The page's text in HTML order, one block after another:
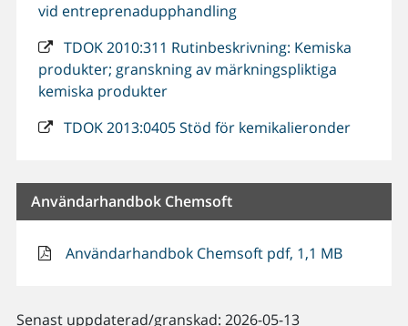
vid entreprenadupphandling
TDOK 2010:311 Rutinbeskrivning: Kemiska
produkter; granskning av märkningspliktiga
kemiska produkter
TDOK 2013:0405 Stöd för kemikalieronder
Användarhandbok Chemsoft
Användarhandbok Chemsoft pdf, 1,1 MB
Senast uppdaterad/granskad: 2026-05-13